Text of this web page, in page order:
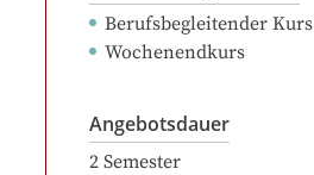
Berufsbegleitender Kurs
Wochenendkurs
Angebotsdauer
2 Semester